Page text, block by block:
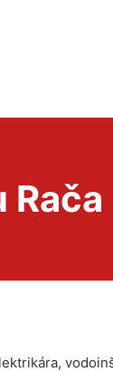
Rača